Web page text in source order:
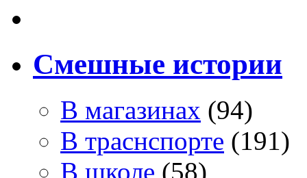
Смешные истории
В магазинах (94)
В траснспорте (191)
В школе (58)